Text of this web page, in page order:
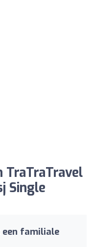
TraTraTravel
Single
een familiale